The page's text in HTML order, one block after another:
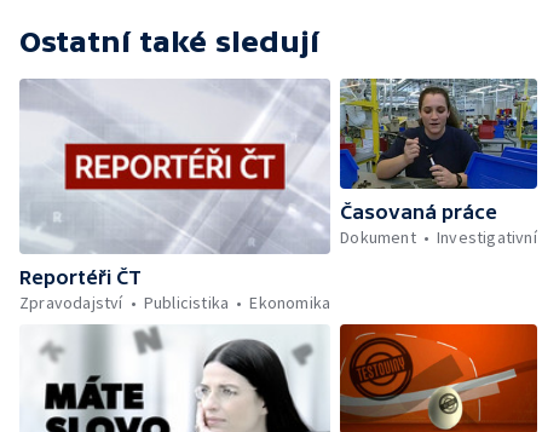
Ostatní také sledují
Reportéři ČT
Zpravodajství
Publicistika Ekonomika
Časovaná práce
Dokument
Investigativní